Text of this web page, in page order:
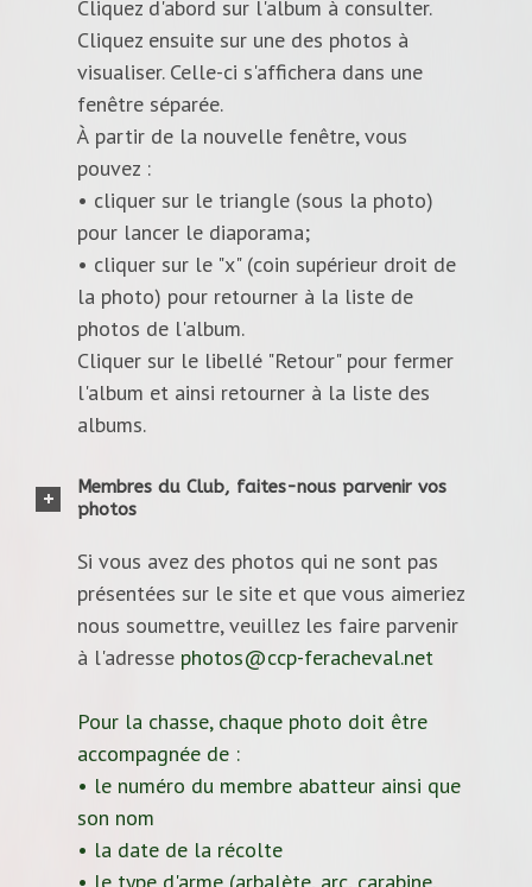
Cliquez d'abord sur l'album à consulter.
Cliquez ensuite sur une des photos à
visualiser. Celle-ci s'affichera dans une
fenêtre séparée.
À partir de la nouvelle fenêtre, vous
pouvez :
• cliquer sur le triangle (sous la photo)
pour lancer le diaporama;
• cliquer sur le "x" (coin supérieur droit de
la photo) pour retourner à la liste de
photos de l'album.
Cliquer sur le libellé "Retour" pour fermer
l'album et ainsi retourner à la liste des
albums.
Membres du Club, faites-nous parvenir vos
photos
Si vous avez des photos qui ne sont pas
présentées sur le site et que vous aimeriez
nous soumettre, veuillez les faire parvenir
à l'adresse photos@ccp-feracheval.net
Pour la chasse, chaque photo doit être
accompagnée de :
• le numéro du membre abatteur ainsi que
son nom
• la date de la récolte
• le type d'arme (arbalète, arc, carabine,